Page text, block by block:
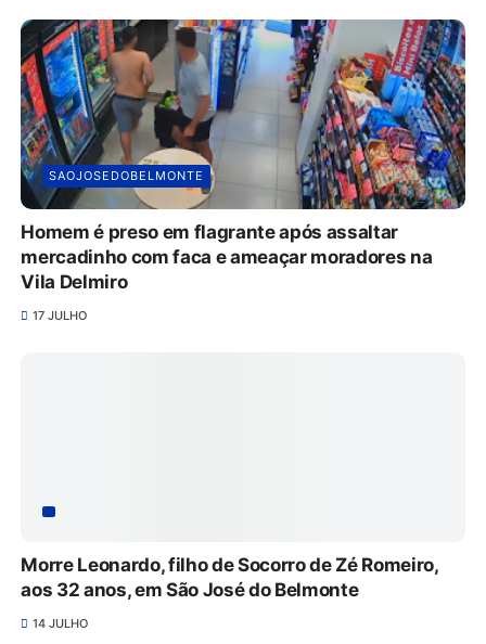
SAOJOSEDOBELMONTE
Homem é preso em flagrante após assaltar
mercadinho com faca e ameaçar moradores na
Vila Delmiro
17 JULHO
Morre Leonardo, filho de Socorro de Zé Romeiro,
aos 32 anos, em São José do Belmonte
14 JULHO